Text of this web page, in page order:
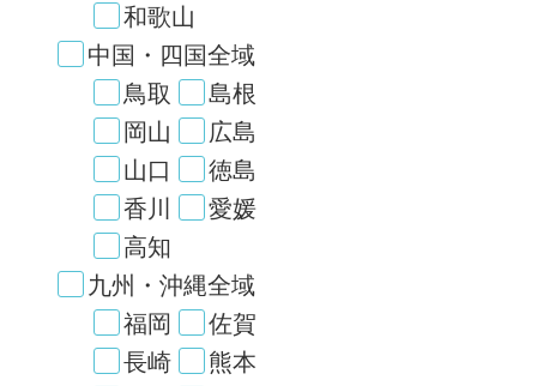
和歌山
中国・四国全域
鳥取
島根
岡山
広島
山口
徳島
香川
愛媛
高知
九州・沖縄全域
福岡
佐賀
長崎
熊本